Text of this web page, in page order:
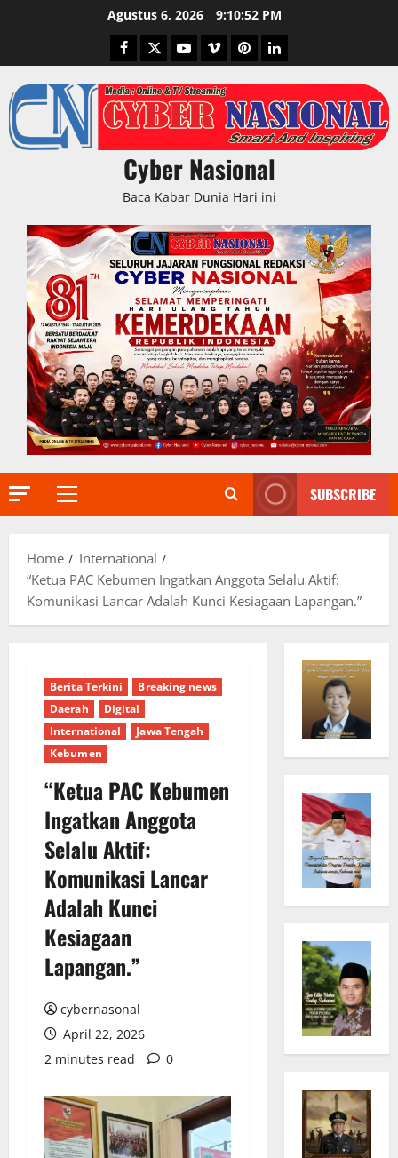
Agustus 6, 2026 9:10:53 PM
Facebook
TwitterYoutubeVimeoPinterestLinkedIn
Cyber Nasional
Baca Kabar Dunia Hari ini
Primary
SUBSCRIBE
Home
International
“Ketua PAC Kebumen Ingatkan Anggota Selalu Aktif:
Komunikasi Lancar Adalah Kunci Kesiagaan Lapangan.”
Berita Terkini
Breaking news
Daerah
Digital
International
Jawa Tengah
Kebumen
“Ketua PAC Kebumen
Ingatkan Anggota
Selalu Aktif:
Komunikasi Lancar
Adalah Kunci
Kesiagaan
Lapangan.”
cybernasonal
April 22, 2026
2 minutes read
0